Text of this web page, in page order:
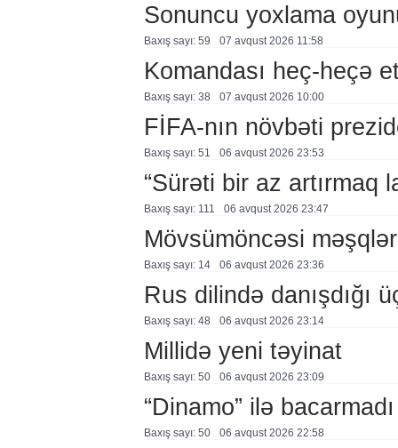
Sonuncu yoxlama
Baxış sayı: 59 07 avqust 2026 11:58
Komandası heç-heçə
Baxış sayı: 38 07 avqust 2026 10:00
FİFA-nın növbəti
Baxış sayı: 51 06 avqust 2026 23:53
“Sürəti bir az artırmaq
Baxış sayı: 111 06 avqust 2026 23:47
Mövsümöncəsi
Baxış sayı: 14 06 avqust 2026 23:36
Rus dilində danışdığı
Baxış sayı: 48 06 avqust 2026 23:14
Millidə yeni təyinat
Baxış sayı: 50 06 avqust 2026 23:09
“Dinamo” ilə bacarmadı
Baxış sayı: 50 06 avqust 2026 22:58